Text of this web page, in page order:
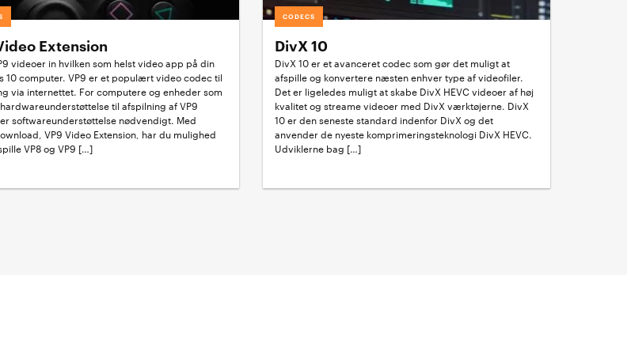
Extension
videoer in hvilken som helst video app på din
10 computer. VP9 er et populært video codec til
via internettet. For computere og enheder som
til afspilning af VP9
softwareunderstøttelse nødvendigt. Med
VP9 Video Extension, har du mulighed
VP8 og VP9 […]
CODECS
DivX 10
DivX 10 er et avanceret codec som gør det muligt at
afspille og konvertere næsten enhver type af videofiler.
Det er ligeledes muligt at skabe DivX HEVC videoer af høj
kvalitet og streame videoer med DivX værktøjerne. DivX
10 er den seneste standard indenfor DivX og det
anvender de nyeste komprimeringsteknologi DivX HEVC.
Udviklerne bag […]